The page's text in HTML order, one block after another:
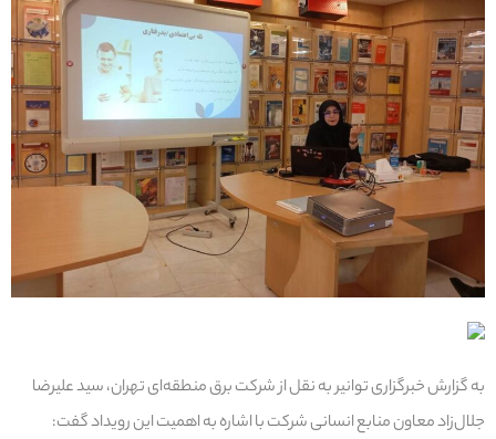
به گزارش خبرگزاری توانیر به نقل از شرکت برق منطقه‌ای تهران، سید علیرضا
جلال‌زاد معاون منابع انسانی شرکت با اشاره به اهمیت این رویداد گفت: